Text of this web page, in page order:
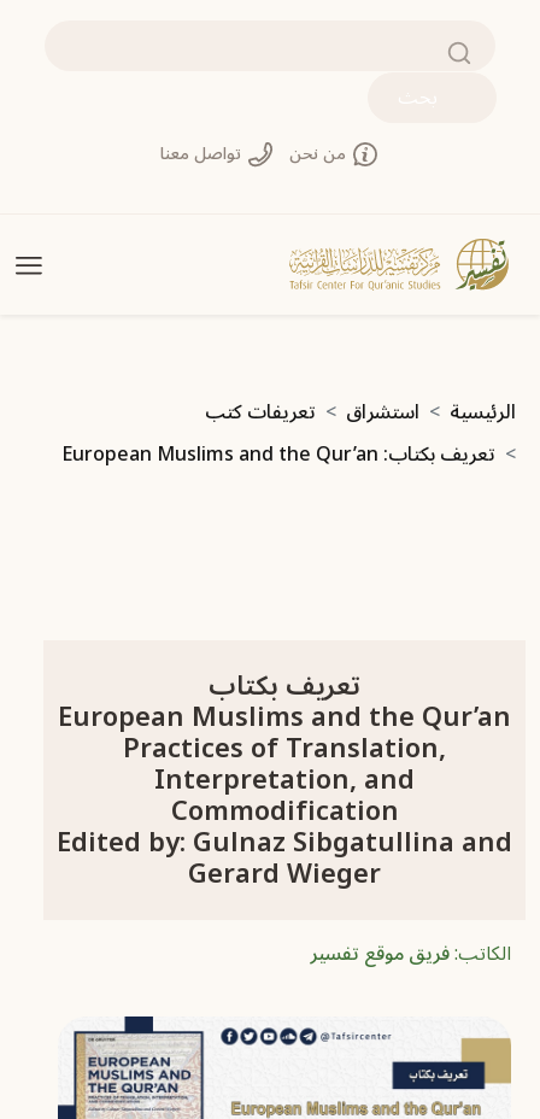
بحث
من نحن تواصل معنا
مسار التنقل
الرئيسية استشراق
تعريفات كتب
تعريف بكتاب: European Muslims and the Qur’an
تعريف بكتاب
European Muslims and the Qur’an
Practices of Translation,
Interpretation, and
Commodification
Edited by: Gulnaz Sibgatullina and
Gerard Wieger
الكاتب:فريق موقع تفسير